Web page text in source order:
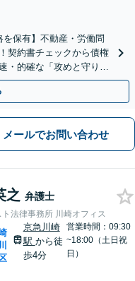
を保有】不動産・労働問
契約書チェックから債権
・的確な「攻めと守りの
対応可能】
メールでお問い合わせ
之 弁護士
法律事務所 川崎オフィス
京急川崎
駅 から徒
歩4分
営業時間：09:30
~18:00（土日祝
日）